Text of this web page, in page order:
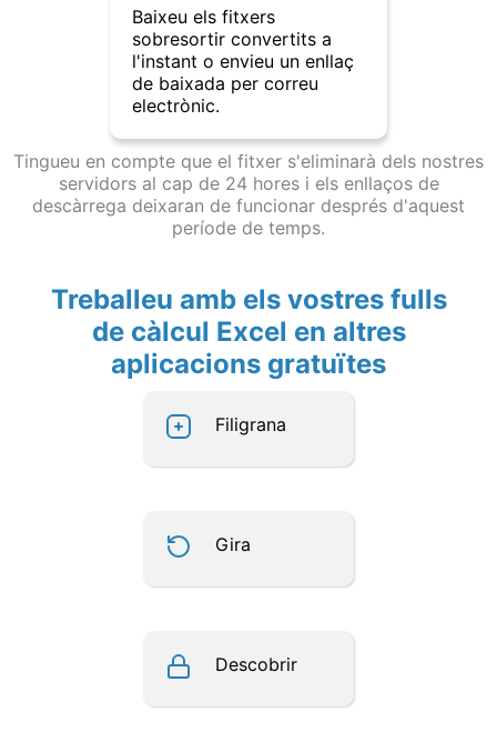
Baixeu els fitxers
sobresortir convertits a
l'instant o envieu un enllaç
de baixada per correu
electrònic.
Tingueu en compte que el fitxer s'eliminarà dels nostres
servidors al cap de 24 hores i els enllaços de
descàrrega deixaran de funcionar després d'aquest
període de temps.
Treballeu amb els vostres fulls
de càlcul Excel en altres
aplicacions gratuïtes
Filigrana
Gira
Descobrir